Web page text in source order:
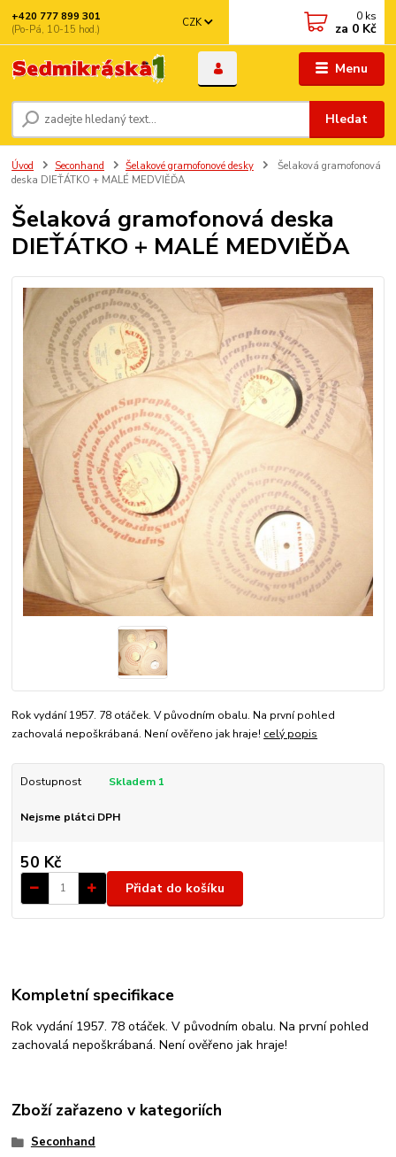
Menu
CZK
Hledat
+420 777 899 301
(Po-Pá, 10-15 hod.)
0 ks
za 0 Kč
Úvod Seconhand Šelakové gramofonové desky
Šelaková gramofonová
deska DIEŤÁTKO + MALÉ MEDVIĚĎA
Šelaková gramofonová deska
DIEŤÁTKO + MALÉ MEDVIĚĎA
Rok vydání 1957. 78 otáček. V původním obalu. Na první pohled
zachovalá nepoškrábaná. Není ověřeno jak hraje! celý popis
Dostupnost Skladem 1
Nejsme plátci DPH
50 Kč
Přidat do košíku
Kompletní specifikace
Rok vydání 1957. 78 otáček. V původním obalu. Na první pohled
zachovalá nepoškrábaná. Není ověřeno jak hraje!
Zboží zařazeno v kategoriích
Seconhand